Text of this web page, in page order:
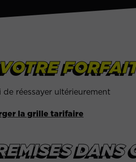
réessayer ultérieurement
la grille tarifaire
DANS